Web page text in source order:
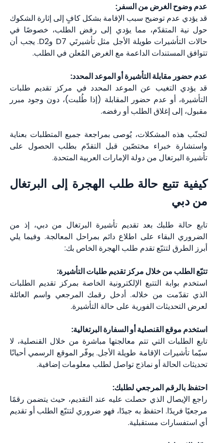
عدم وضوح الغرض من السفر:
قد يؤدي عدم توضيح سبب الإقامة بشكل كافٍ إلى إثارة الشكوك
حول نية المتقدّم، مما يؤدي إلى رفض الطلب، خصوصًا في
حالات التأشيرات طويلة الأجل مثل تأشيرتَي D7 وD2. يجب أن
تتوافق المستندات الداعمة مع الغرض المُعلن في الطلب.
عدم حضور مقابلة التأشيرة أو الموعد المحدد:
قد يؤدي التغيب عن الموعد المحدد في مركز تقديم طلبات
التأشيرة، أو عدم حضور المقابلة (إذا طُلبت)، دون وجود مبرر
مقبول، إلى إغلاق الطلب أو رفضه.
لتجنّب هذه المشكلات، يُوصى بمراجعة جميع المتطلبات بعناية
واستشارة خبراء مختصّين قبل التقدّم بطلب الحصول على
تأشيرة البرتغال من دولة الإمارات العربية المتحدة.
كيفية تتبع حالة طلب الهجرة إلى البرتغال
من دبي
تابع حالة طلبك بعد تقديم تأشيرة البرتغال من دبي، إذ من
الضروري البقاء على اطلاع دائم بمراحل المعالجة. وفيما يلي
أبرز الطرق لتتبّع تقدم طلب الهجرة الخاص بك:
تتبّع الطلب من خلال مركز تقديم طلبات التأشيرة:
استخدم بوابة التتبع الإلكترونية الخاصة بمركز تقديم الطلبات
الذي تقدّمت من خلاله. أدخل رقمك المرجعي واسم العائلة
لعرض التحديثات الفورية على حالة التأشيرة.
استخدم موقع القنصلية أو السفارة البرتغالية:
تابع الطلبات التي تتم معالجتها مباشرة من خلال القنصلية، لا
سيّما تأشيرات الإقامة طويلة الأجل. يوفّر الموقع الرسمي أحيانًا
تحديثات الحالة أو نماذج تواصل لطلب معلومات إضافية.
احتفظ بالرقم المرجعي لطلبك:
راجع الإيصال الذي حصلت عليه عند التقديم، حيث يتضمن رقمًا
مرجعيًا فريدًا. احتفظ به جيدًا، فهو ضروري لتتبّع الطلب أو تقديم
أي استفسارات مستقبلية.